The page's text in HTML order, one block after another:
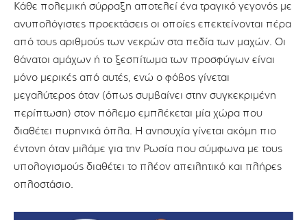
Κάθε πολεμική σύρραξη αποτελεί ένα τραγικό γεγονός με
ανυπολόγιστες προεκτάσεις οι οποίες επεκτείνονται πέρα
από τους αριθμούς των νεκρών στα πεδία των μαχών. Οι
θάνατοι αμάχων ή το ξεσπίτωμα των προσφύγων είναι
μόνο μερικές από αυτές, ενώ ο φόβος γίνεται
μεγαλύτερος όταν (όπως συμβαίνει στην συγκεκριμένη
περίπτωση) στον πόλεμο εμπλέκεται μία χώρα που
διαθέτει πυρηνικά όπλα. Η ανησυχία γίνεται ακόμη πιο
έντονη όταν μιλάμε για την Ρωσία που σύμφωνα με τους
υπολογισμούς διαθέτει το πλέον απειλητικό και πλήρες
οπλοστάσιο.